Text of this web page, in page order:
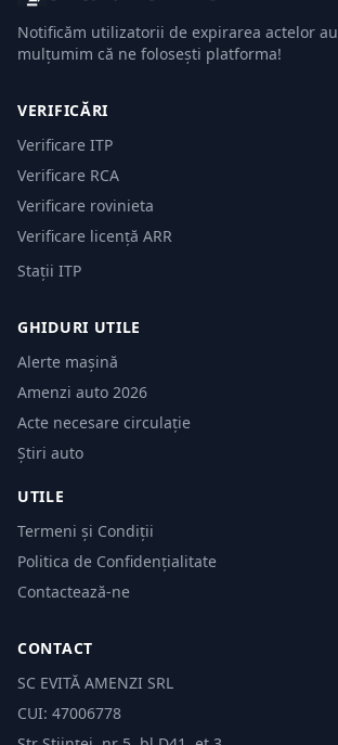
Notificăm utilizatorii de expirarea actelor
mulțumim că ne folosești platforma!
VERIFICĂRI
Verificare ITP
Verificare RCA
Verificare rovinieta
Verificare licență ARR
Stații ITP
GHIDURI UTILE
Alerte mașină
Amenzi auto 2026
Acte necesare circulație
Știri auto
UTILE
Termeni și Condiții
Politica de Confidențialitate
Contactează-ne
CONTACT
SC EVITĂ AMENZI SRL
CUI: 47006778